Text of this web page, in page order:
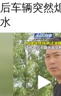
车辆突然